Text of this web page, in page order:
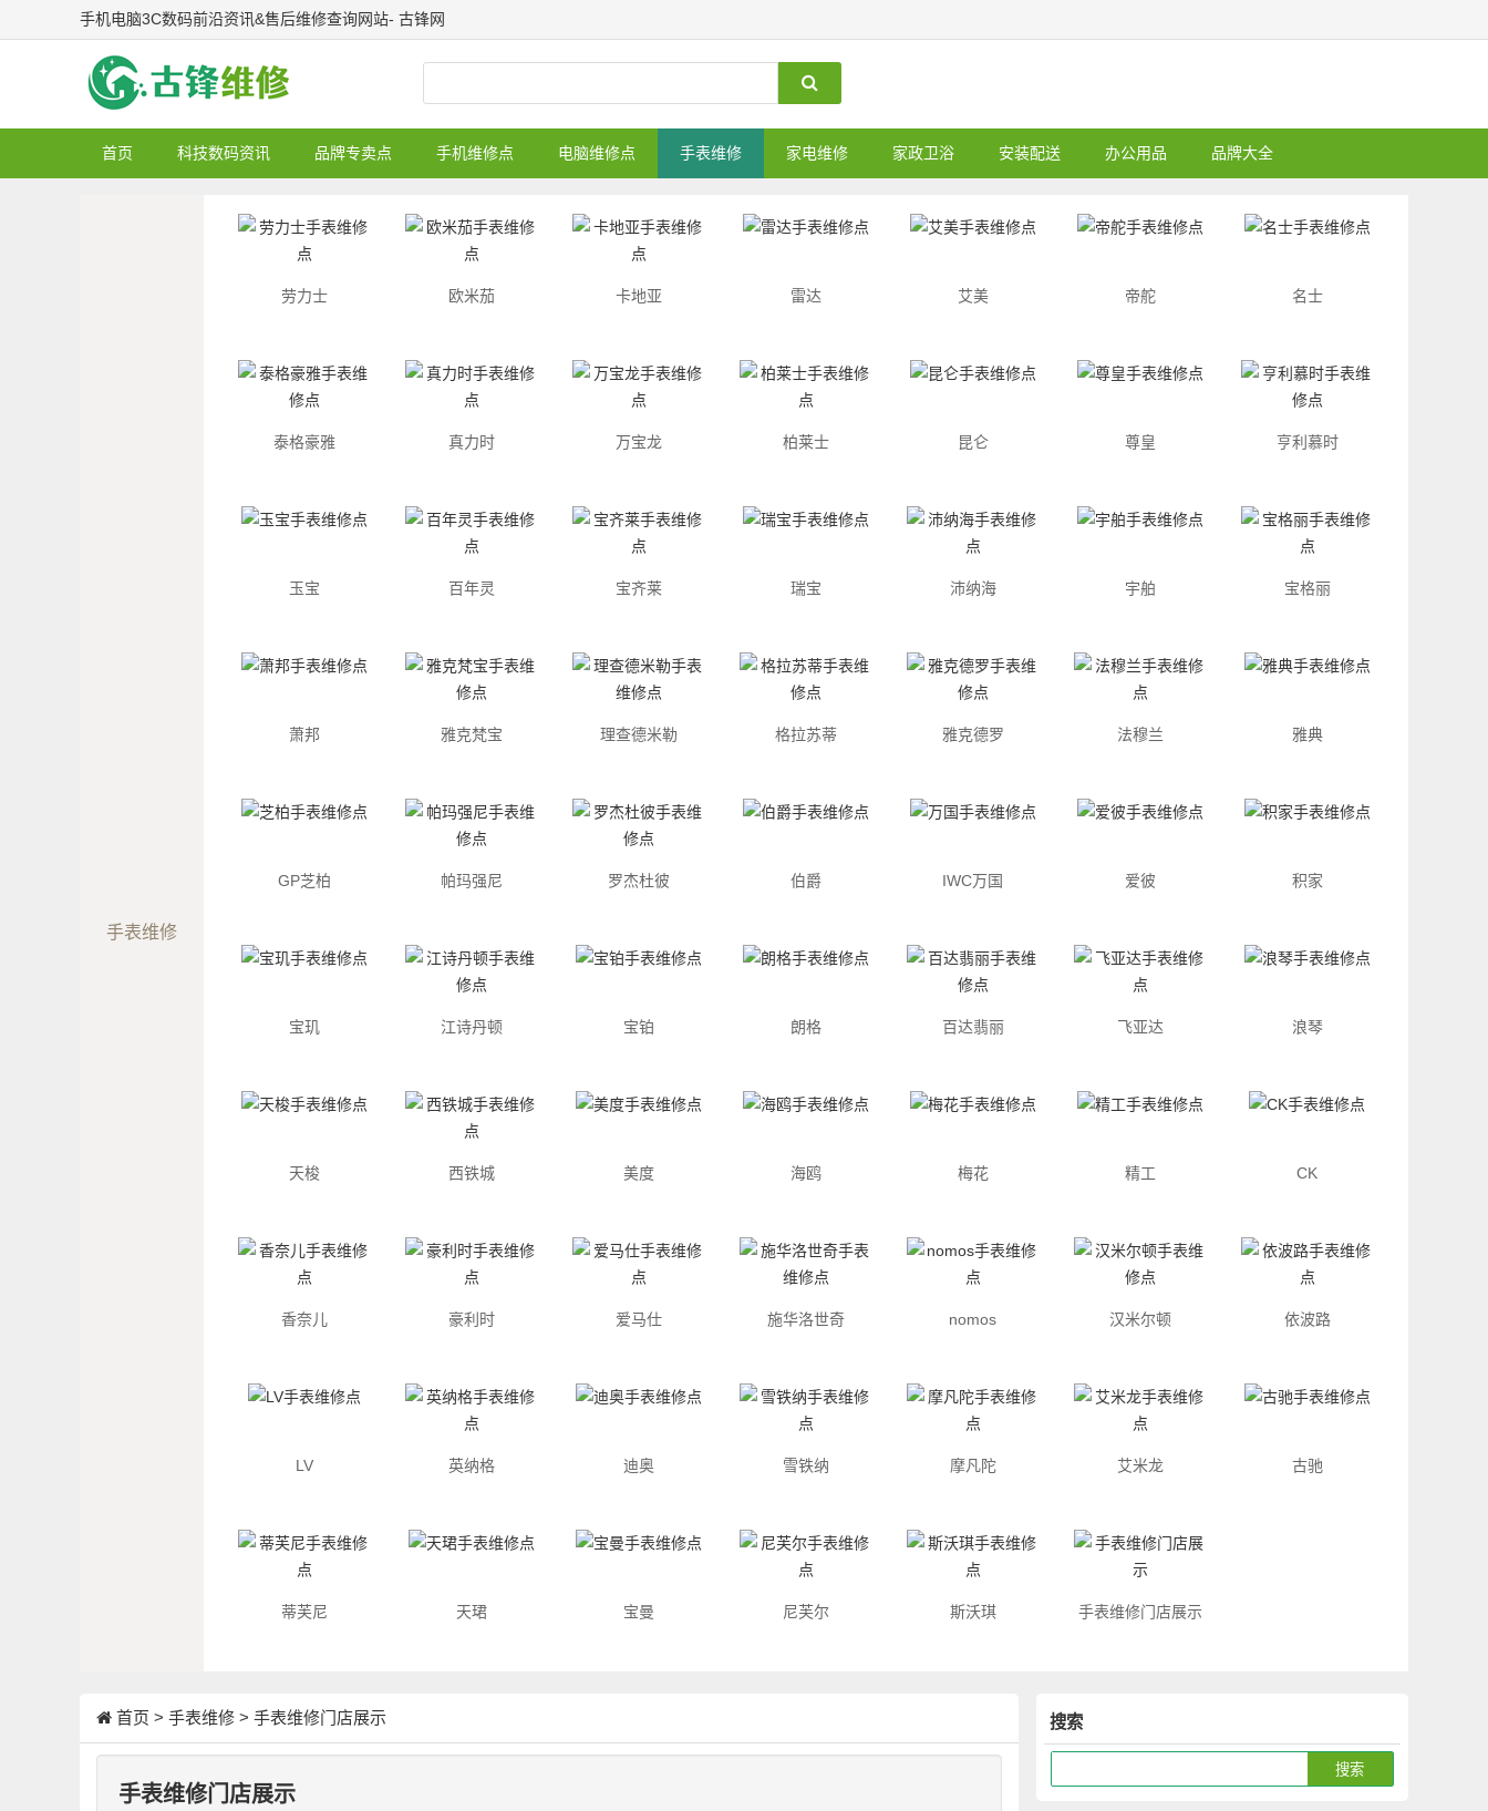
手机电脑3C数码前沿资讯&售后维修查询网站- 古锋网
首页 科技数码资讯 品牌专卖点 手机维修点 电脑维修点 手表维修 家电维修 家政卫浴 安装配送 办公用品 品牌大全
手表维修
劳力士 欧米茄 卡地亚 雷达 艾美 帝舵 名士
泰格豪雅 真力时 万宝龙 柏莱士 昆仑 尊皇 亨利慕时
玉宝 百年灵 宝齐莱 瑞宝 沛纳海 宇舶 宝格丽
萧邦 雅克梵宝 理查德米勒 格拉苏蒂 雅克德罗 法穆兰 雅典
GP芝柏 帕玛强尼 罗杰杜彼 伯爵 IWC万国 爱彼 积家
宝玑 江诗丹顿 宝铂 朗格 百达翡丽 飞亚达 浪琴
天梭 西铁城 美度 海鸥 梅花 精工 CK
香奈儿 豪利时 爱马仕 施华洛世奇 nomos 汉米尔顿 依波路
LV 英纳格 迪奥 雪铁纳 摩凡陀 艾米龙 古驰
蒂芙尼 天珺 宝曼 尼芙尔 斯沃琪 手表维修门店展示
搜索
首页 > 手表维修 > 手表维修门店展示
手表维修门店展示